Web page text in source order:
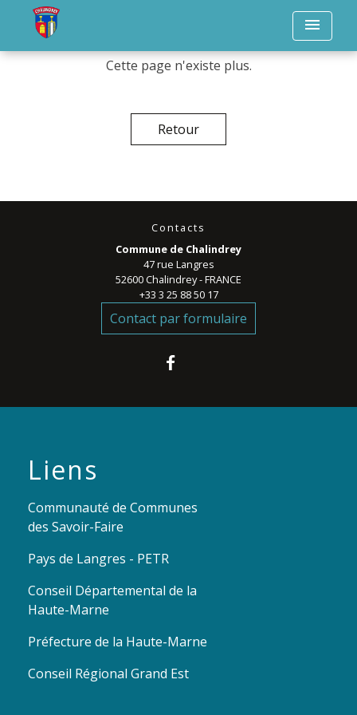
menu
Cette page n'existe plus.
Retour
Contacts
Commune de Chalindrey
47 rue Langres
52600 Chalindrey - FRANCE
+33 3 25 88 50 17
Contact par formulaire
Liens
Communauté de Communes
des Savoir-Faire
Pays de Langres - PETR
Conseil Départemental de la
Haute-Marne
Préfecture de la Haute-Marne
Conseil Régional Grand Est